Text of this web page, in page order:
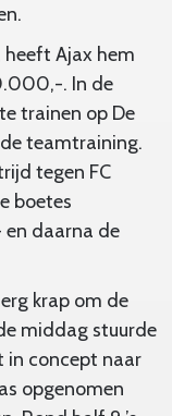
Ajax hem
. In de
trainen op De
teamtraining.
tegen FC
boetes
daarna de
krap om de
middag stuurde
in concept naar
opgenomen